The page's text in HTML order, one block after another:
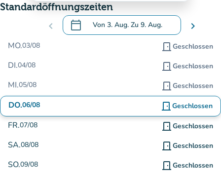
Standardöffnungszeiten
chevron_left calendar_today Von 3. Aug. Zu 9. Aug.
.Öffnen Sie den Kalender, um Daten zu
chevron_right
MO.03/08 door_front Geschlossen
DI.04/08 door_front Geschlossen
MI.05/08 door_front Geschlossen
DO.06/08 door_front Geschlossen
FR.07/08 door_front Geschlossen
SA.08/08 door_front Geschlossen
SO.09/08 door_front Geschlossen